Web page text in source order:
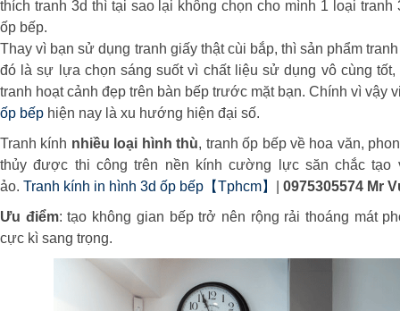
thích tranh 3d thì tại sao lại không chọn cho mình 1 loại tranh
ốp bếp.
Thay vì bạn sử dụng tranh giấy thật cùi bắp, thì sản phẩm
đó là sự lựa chọn sáng suốt vì chất liệu sử dụng vô cùng
tranh hoạt cảnh đẹp trên bàn bếp trước mặt bạn. Chính vì vậy
ốp bếp hiện nay là xu hướng hiện đại số.
Tranh kính nhiều loại hình thù, tranh ốp bếp về hoa văn,
thủy được thi công trên nền kính cường lực săn chắc tạo
ảo. Tranh kính in hình 3d ốp bếp【Tphcm】
0975305574 Mr
Ưu điểm: tạo không gian bếp trở nên rộng rải thoáng mát
cực kì sang trọng.